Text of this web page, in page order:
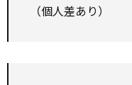
（個人差あり）